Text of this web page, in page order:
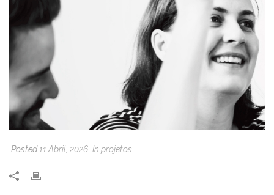
Posted11 Abril, 2026 In projetos